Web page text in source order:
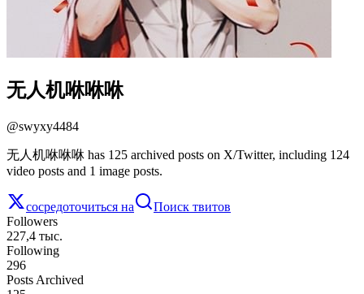
无人机咻咻咻
@swyxy4484
无人机咻咻咻 has 125 archived posts on X/Twitter, including 124
video posts and 1 image posts.
сосредоточиться на
Поиск твитов
Followers
227,4 тыс.
Following
296
Posts Archived